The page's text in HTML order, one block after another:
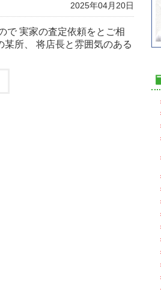
2025年04月20日
で 実家の査定依頼をとご相
所、 将店長と雰囲気のある